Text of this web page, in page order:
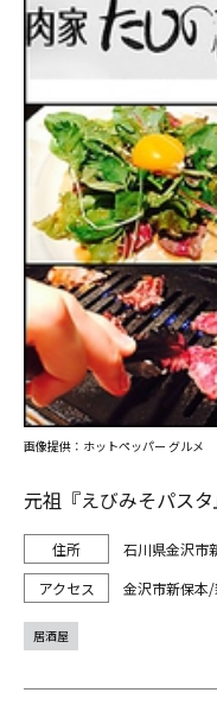
元祖『えびみそパス
石川県金沢市
金沢市新保本
画像提供：ホットペッパー グルメ
居酒屋